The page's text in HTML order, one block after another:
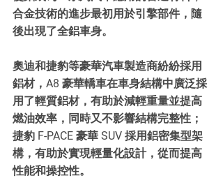
合金技術的進步最初用於引擎部件，隨
後出現了全鋁車身。
奧迪和捷豹等豪華汽車製造商紛紛採用
鋁材，A8 豪華轎車在車身結構中廣泛採
用了輕質鋁材，有助於減輕重量並提高
燃油效率，同時又不影響結構完整性；
捷豹 F-PACE 豪華 SUV 採用鋁密集型架
構，有助於實現輕量化設計，從而提高
性能和操控性。